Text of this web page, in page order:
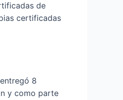
de
certificadas
8
y como parte